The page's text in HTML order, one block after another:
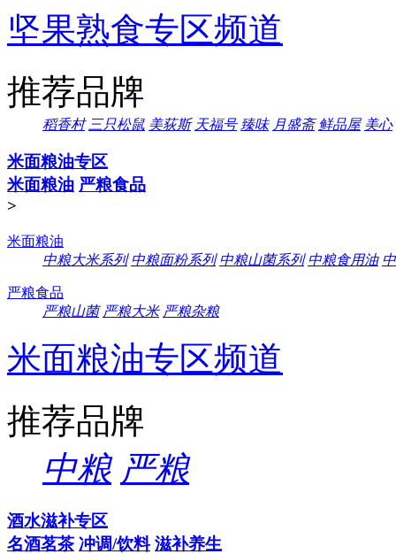
坚果熟食专区频道
推荐品牌
稻香村 三只松鼠 美荻斯 天福号 臻味 月盛斋 鲜品屋 美心
米面粮油专区
米面粮油 严粮食品
>
米面粮油
中粮大米系列 中粮面粉系列 中粮山菌系列 中粮食用油
严粮食品
严粮山菌 严粮大米 严粮杂粮
米面粮油专区频道
推荐品牌
中粮 严粮
酒水滋补专区
名酒茗茶 冲调/饮料 滋补养生